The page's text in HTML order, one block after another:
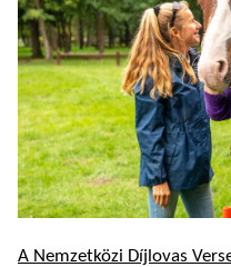
A Nemzetközi Díjlovas